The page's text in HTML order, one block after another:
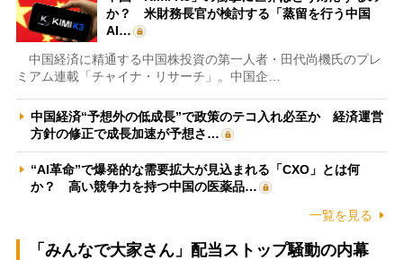
か？ 米財務長官が検討する「蒸留を行う中国
AI…
中国経済に精通する中国株投資の第一人者・田代尚機氏のプレ
ミアム連載「チャイナ・リサーチ」。中国企…
中国経済“予想外の低成長”で政策のテコ入れ必至か 経済運営
方針の修正で成長加速が予想さ…
“AI革命”で爆発的な需要拡大が見込まれる「CXO」とは何
か？ 高い競争力を持つ中国の医薬品…
一覧を見る
「みんなで大家さん」配当ストップ騒動の内幕